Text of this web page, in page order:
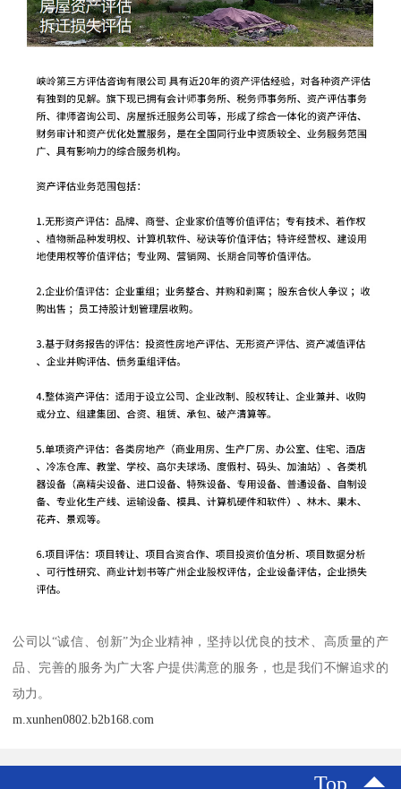
公司以“诚信、创新”为企业精神，坚持以优良的技术、高质量的产
品、完善的服务为广大客户提供满意的服务，也是我们不懈追求的
动力。
m.xunhen0802.b2b168.com
Top